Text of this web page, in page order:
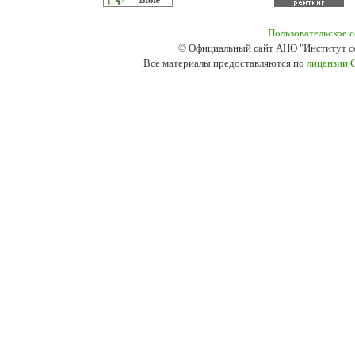
Пользовательское
© Официальный сайт АНО "Институт
Все материалы предоставляются по лицензии